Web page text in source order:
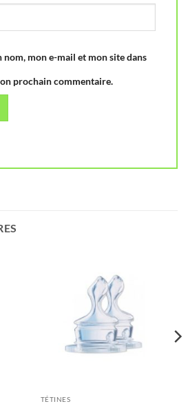
nom, mon e-mail et mon site dans
prochain commentaire.
TÉTINES